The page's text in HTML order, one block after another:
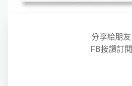
分享給朋友
FB按讚訂閱